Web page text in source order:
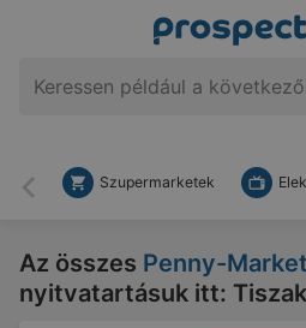
Vissza
Szupermarketek
Az összes Penny-
nyitvatartásuk itt: